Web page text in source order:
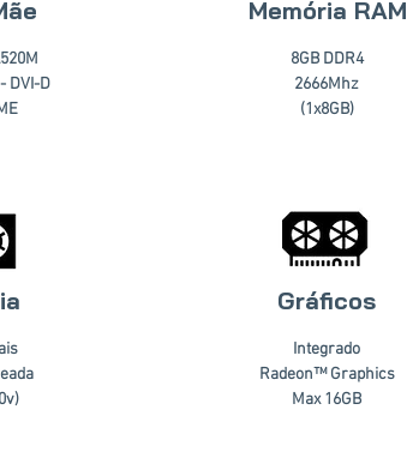
Memória RAM
8GB DDR4
2666Mhz
(1x8GB)
DVI-D
Gráficos
Integrado
Radeon™ Graphics
Max 16GB